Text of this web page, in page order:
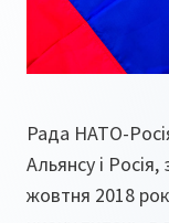
Рада НАТО-
Альянсу і Росія,
жовтня 2018